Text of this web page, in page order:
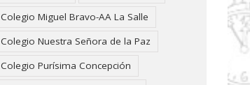
Colegio Miguel Bravo-AA La Salle
Colegio Nuestra Señora de la Paz
Colegio Purísima Concepción